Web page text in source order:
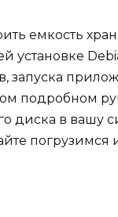
емкость
установке
запуска
подробном
диска в вашу
погрузимся